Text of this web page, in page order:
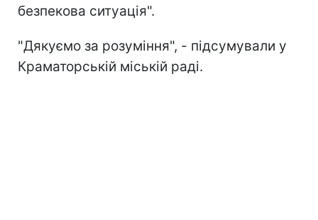
безпекова ситуація".
"Дякуємо за розуміння", - підсумували у
Краматорській міській раді.